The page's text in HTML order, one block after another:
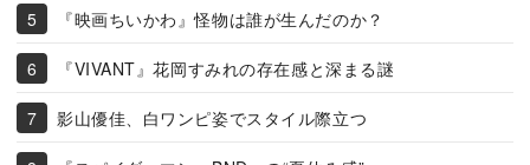
『映画ちいかわ』怪物は誰が生んだのか？
『VIVANT』花岡すみれの存在感と深まる謎
影山優佳、白ワンピ姿でスタイル際立つ